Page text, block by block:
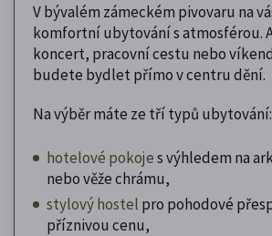
V bývalém zámeckém pivovaru na
komfortní ubytování s atmosférou.
koncert, pracovní cestu nebo
budete bydlet přímo v centru dění.
Na výběr máte ze tří typů ubytování:
hotelové pokojes výhledem na
nebo věže chrámu,
stylový hostel pro pohodové
příznivou cenu,